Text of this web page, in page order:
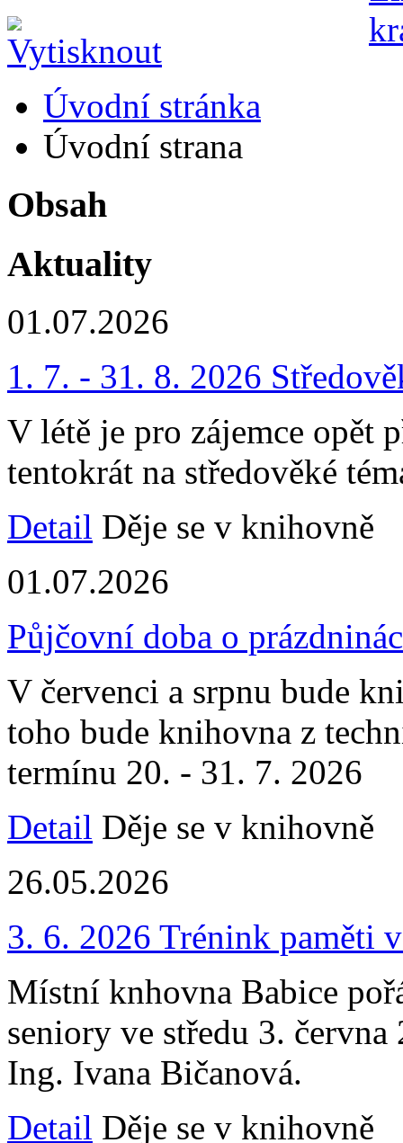
Úvodní stránka
Úvodní strana
Obsah
Aktuality
01.07.2026
1. 7. - 31. 8. 2026
V létě je pro zájemce opět
tentokrát na středověké
Detail Děje se v knihovně
01.07.2026
Půjčovní doba o
V červenci a srpnu bude
toho bude knihovna z
termínu 20. - 31. 7. 2026
Detail Děje se v knihovně
26.05.2026
3. 6. 2026 Trénink paměti
Místní knhovna Babice
seniory ve středu 3.
Ing. Ivana Bičanová.
Detail Děje se v knihovně